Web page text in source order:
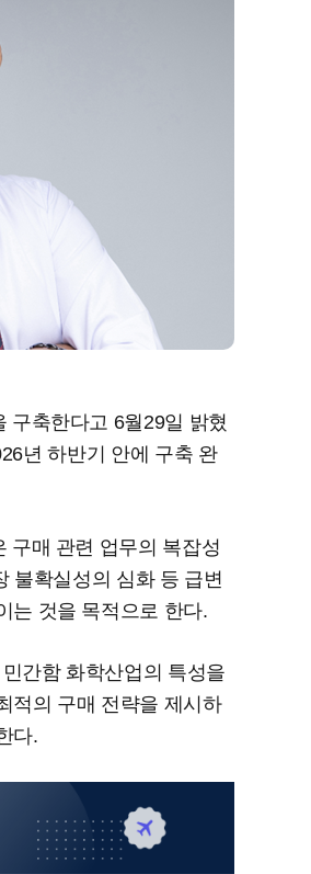
구축한다고 6월29일 밝혔
년 하반기 안에 구축 완
구매 관련 업무의 복잡성
불확실성의 심화 등 급변
는 것을 목적으로 한다.
간함 화학산업의 특성을
적의 구매 전략을 제시하
다.